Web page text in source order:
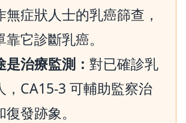
無症狀人士的乳癌篩查，
它診斷乳癌。
治療監測： 對已確診乳
，CA15-3 可輔助監察治
發跡象。